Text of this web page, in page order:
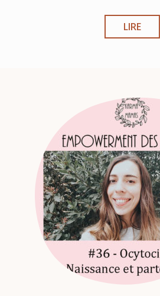
LIRE